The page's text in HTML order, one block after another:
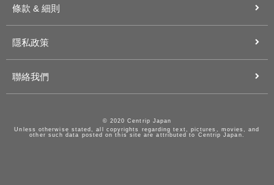
條款 & 細則
隱私政策
聯絡我們
© 2020 Centrip Japan
Unless otherwise stated, all copyrights regarding text, pictures, movies, and
other such data posted on this site are attributed to Centrip Japan.